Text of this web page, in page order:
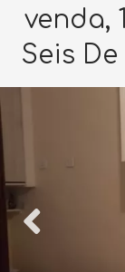
venda,
Seis